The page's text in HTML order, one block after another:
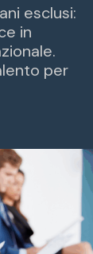
esclusi:
in
per